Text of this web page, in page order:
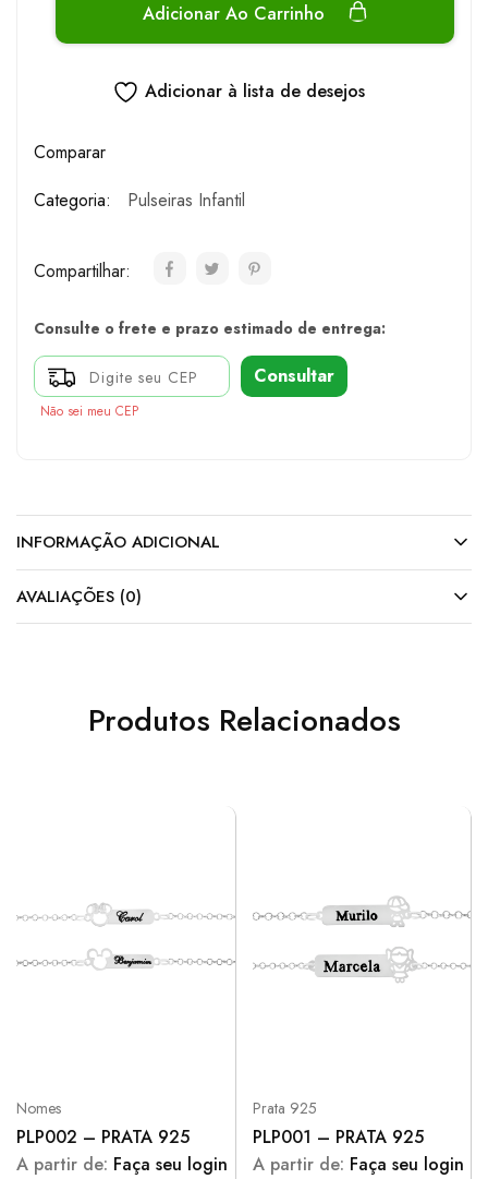
Adicionar Ao Carrinho
Adicionar à lista de desejos
Comparar
Categoria:
Pulseiras Infantil
Compartilhar:
Consulte o frete e prazo estimado de entrega:
Consultar
Não sei meu CEP
INFORMAÇÃO ADICIONAL
AVALIAÇÕES (0)
Produtos Relacionados
Nomes
PLP002 – PRATA 925
A partir de: Faça seu login
Prata 925
PLP001 – PRATA 925
A partir de: Faça seu login